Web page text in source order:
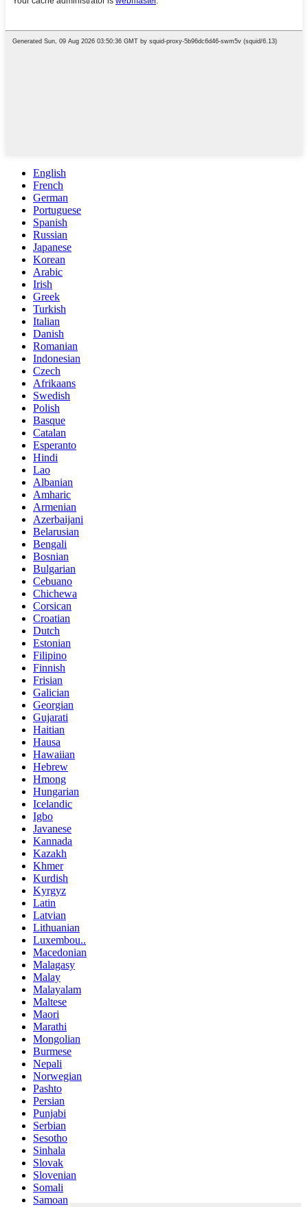
English
French
German
Portuguese
Spanish
Russian
Japanese
Korean
Arabic
Irish
Greek
Turkish
Italian
Danish
Romanian
Indonesian
Czech
Afrikaans
Swedish
Polish
Basque
Catalan
Esperanto
Hindi
Lao
Albanian
Amharic
Armenian
Azerbaijani
Belarusian
Bengali
Bosnian
Bulgarian
Cebuano
Chichewa
Corsican
Croatian
Dutch
Estonian
Filipino
Finnish
Frisian
Galician
Georgian
Gujarati
Haitian
Hausa
Hawaiian
Hebrew
Hmong
Hungarian
Icelandic
Igbo
Javanese
Kannada
Kazakh
Khmer
Kurdish
Kyrgyz
Latin
Latvian
Lithuanian
Luxembou..
Macedonian
Malagasy
Malay
Malayalam
Maltese
Maori
Marathi
Mongolian
Burmese
Nepali
Norwegian
Pashto
Persian
Punjabi
Serbian
Sesotho
Sinhala
Slovak
Slovenian
Somali
Samoan